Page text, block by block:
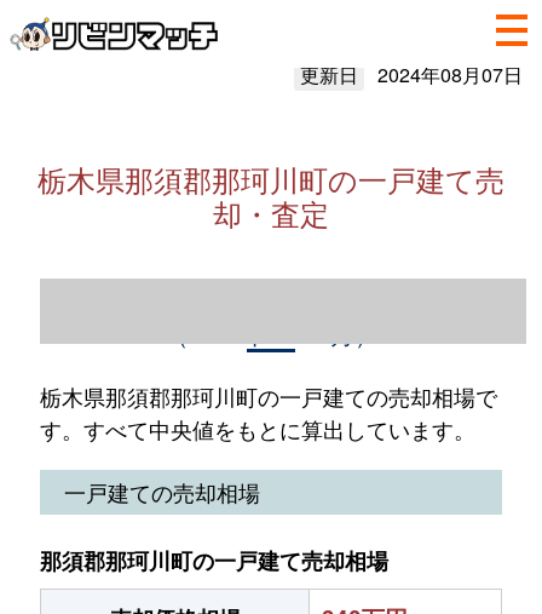
更新日 2024年08月07日
栃木県那須郡那珂川町の一戸建て売
却・査定
栃木県那須郡那珂川町の一戸建ての売却相場で
す。すべて中央値をもとに算出しています。
一戸建ての売却相場
那須郡那珂川町の一戸建て売却相場